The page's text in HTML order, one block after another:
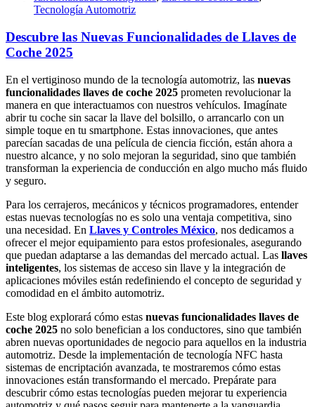
Tecnología Automotriz
Descubre las Nuevas Funcionalidades de Llaves de
Coche 2025
En el vertiginoso mundo de la tecnología automotriz, las nuevas
funcionalidades llaves de coche 2025 prometen revolucionar la
manera en que interactuamos con nuestros vehículos. Imagínate
abrir tu coche sin sacar la llave del bolsillo, o arrancarlo con un
simple toque en tu smartphone. Estas innovaciones, que antes
parecían sacadas de una película de ciencia ficción, están ahora a
nuestro alcance, y no solo mejoran la seguridad, sino que también
transforman la experiencia de conducción en algo mucho más fluido
y seguro.
Para los cerrajeros, mecánicos y técnicos programadores, entender
estas nuevas tecnologías no es solo una ventaja competitiva, sino
una necesidad. En Llaves y Controles México, nos dedicamos a
ofrecer el mejor equipamiento para estos profesionales, asegurando
que puedan adaptarse a las demandas del mercado actual. Las llaves
inteligentes, los sistemas de acceso sin llave y la integración de
aplicaciones móviles están redefiniendo el concepto de seguridad y
comodidad en el ámbito automotriz.
Este blog explorará cómo estas nuevas funcionalidades llaves de
coche 2025 no solo benefician a los conductores, sino que también
abren nuevas oportunidades de negocio para aquellos en la industria
automotriz. Desde la implementación de tecnología NFC hasta
sistemas de encriptación avanzada, te mostraremos cómo estas
innovaciones están transformando el mercado. Prepárate para
descubrir cómo estas tecnologías pueden mejorar tu experiencia